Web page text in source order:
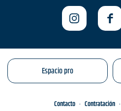
Espacio pro
Contacto Contratación